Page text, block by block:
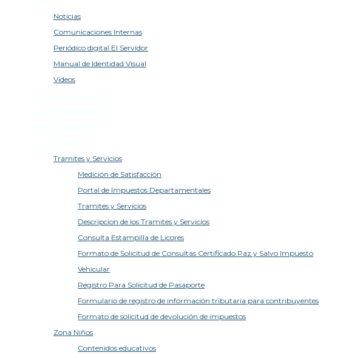
Noticias
Comunicaciones Internas
Periódico digital El Servidor
Manual de Identidad Visual
Videos
Tramites y Servicios
Medición de Satisfacción
Portal de Impuestos Departamentales
Tramites y Servicios
Descripcion de los Tramites y Servicios
Consulta Estampilla de Licores
Formato de Solicitud de Consultas Certificado Paz y Salvo Impuesto
Vehicular
Registro Para Solicitud de Pasaporte
Formulario de registro de información tributaria para contribuyentes
Formato de solicitud de devolución de impuestos
Zona Niños
Contenidos educativos